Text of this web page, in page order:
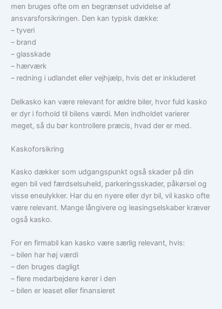
men bruges ofte om en begrænset udvidelse af
ansvarsforsikringen. Den kan typisk dække:
– tyveri
– brand
– glasskade
– hærværk
– redning i udlandet eller vejhjælp, hvis det er inkluderet
Delkasko kan være relevant for ældre biler, hvor fuld kasko
er dyr i forhold til bilens værdi. Men indholdet varierer
meget, så du bør kontrollere præcis, hvad der er med.
Kaskoforsikring
Kasko dækker som udgangspunkt også skader på din
egen bil ved færdselsuheld, parkeringsskader, påkørsel og
visse eneulykker. Har du en nyere eller dyr bil, vil kasko ofte
være relevant. Mange långivere og leasingselskaber kræver
også kasko.
For en firmabil kan kasko være særlig relevant, hvis:
– bilen har høj værdi
– den bruges dagligt
– flere medarbejdere kører i den
– bilen er leaset eller finansieret